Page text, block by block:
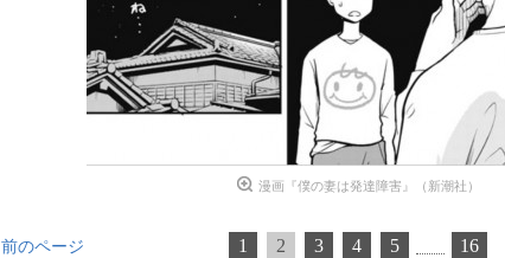
漫画『僕の妻は発達障害』（新潮社）
前のページ 1 2 3 4 5 16